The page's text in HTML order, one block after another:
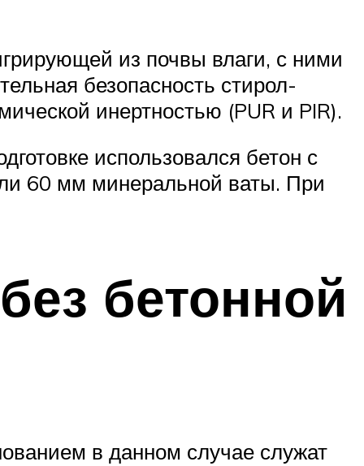
из почвы влаги, с ними
безопасность стирол-
инертностью (PUR и PIR).
использовался бетон с
60 мм минеральной ваты. При
бетонной
в данном случае служат